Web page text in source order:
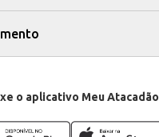
o aplicativo Meu Atacadão